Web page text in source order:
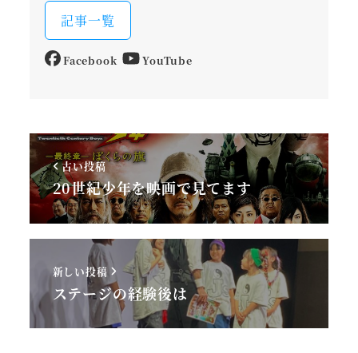
記事一覧
Facebook YouTube
古い投稿
20世紀少年を映画で見てます
新しい投稿
ステージの経験後は